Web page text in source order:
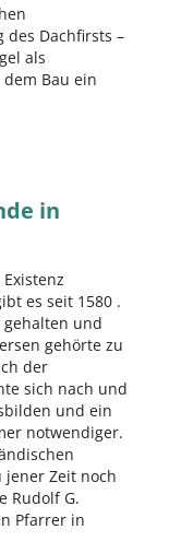
des Dachfirsts –
als
Bau ein
in
es seit 1580 .
und
gehörte zu
der
sich nach und
und ein
notwendiger.
jener Zeit noch
Rudolf G.
Pfarrer in